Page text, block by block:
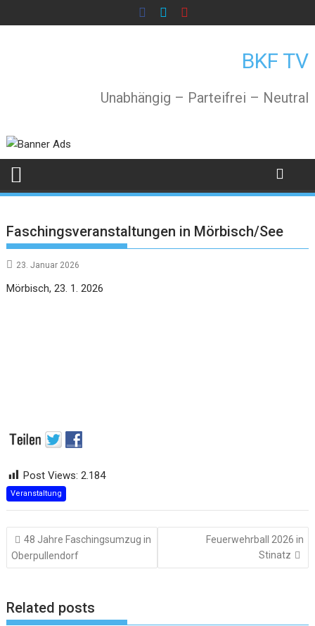
to
BKF TV
Unabhängig – Parteifrei – Neutral
Faschingsveranstaltungen in Mörbisch/See
23. Januar 2026
Mörbisch, 23. 1. 2026
Post Views: 2.184
Veranstaltung
Beitragsnavigation
48 Jahre Faschingsumzug in
Oberpullendorf
Feuerwehrball 2026 in
Stinatz
Related posts